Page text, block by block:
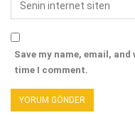
Save my name, email,
time I comment.